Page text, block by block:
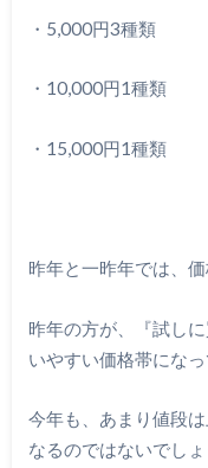
・5,000円3種類
・10,000円1種類
・15,000円1種類
昨年と一昨年では、
昨年の方が、『試し
いやすい価格帯にな
今年も、あまり値段
なるのではないでしょ